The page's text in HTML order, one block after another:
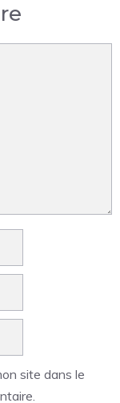
site dans le